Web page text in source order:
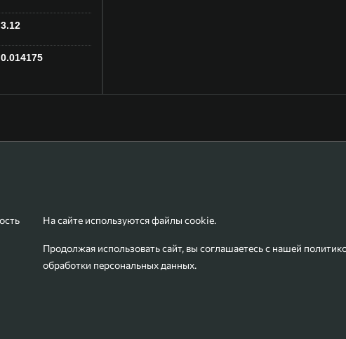
3.12
0.014175
На сайте используются файлы cookie.
Продолжая использовать сайт, вы соглашаетесь с нашей
обработки персональных данных.